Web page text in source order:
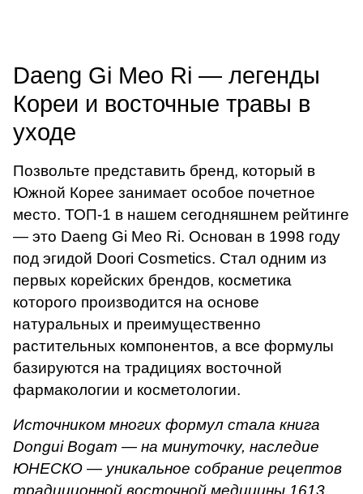
Daeng Gi Meo Ri — легенды
Кореи и восточные травы в
уходе
Позвольте представить бренд, который в
Южной Корее занимает особое почетное
место. ТОП-1 в нашем сегодняшнем рейтинге
— это Daeng Gi Meo Ri. Основан в 1998 году
под эгидой Doori Cosmetics. Стал одним из
первых корейских брендов, косметика
которого производится на основе
натуральных и преимущественно
растительных компонентов, а все формулы
базируются на традициях восточной
фармакологии и косметологии.
Источником многих формул стала книга
Dongui Bogam — на минуточку, наследие
ЮНЕСКО — уникальное собрание рецептов